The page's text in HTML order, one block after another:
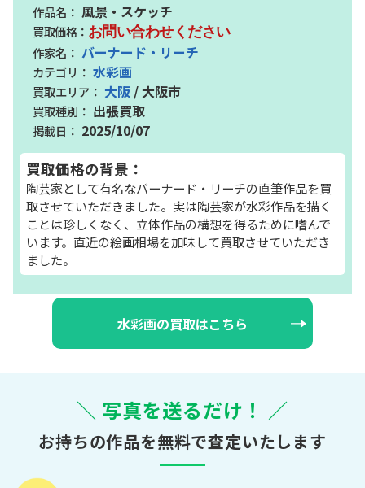
風景・スケッチ
お問い合わせください
バーナード・リーチ
水彩画
大阪 / 大阪市
出張買取
2025/10/07
買取価格の背景：
陶芸家として有名なバーナード・リーチの直筆作品を買
取させていただきました。実は陶芸家が水彩作品を描く
ことは珍しくなく、立体作品の構想を得るために嗜んで
います。直近の絵画相場を加味して買取させていただき
ました。
水彩画の買取はこちら
＼ 写真を送るだけ！ ／
お持ちの作品を無料で査定いたします